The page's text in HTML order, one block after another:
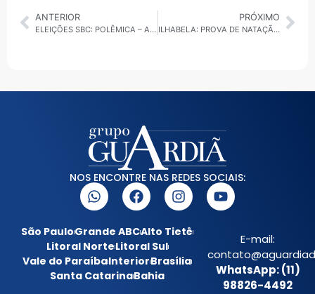
ANTERIOR
ELEIÇÕES SBC: POLÊMICA – ALEX MANENTE OMITIU IMÓVEIS DE R$ 7,9 MILHÕES DA JUSTIÇA ELEITORAL
PRÓXIMO
ILHABELA: PROVA DE NATAÇÃO ‘PÍER A PÍER’ ACONTECE NESTE SÁBADO COM 200 ATLETAS
NOS ENCONTRE NAS REDES SOCIAIS:
São PauloGrande ABCAlto Tietê
Litoral NorteLitoral Sul
Vale do ParaíbaInteriorBrasília
Santa CatarinaBahia
E-mail:
WhatsApp: (11)
98826-4492